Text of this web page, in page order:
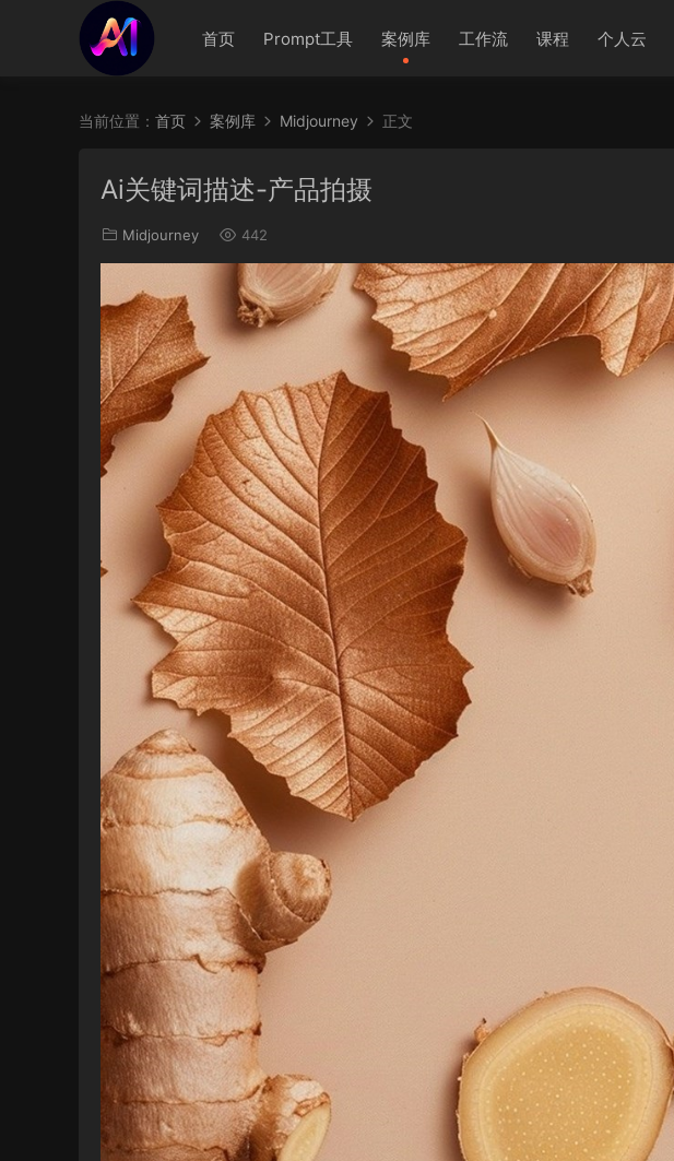
首页 Prompt工具 案例库 工作流 课程 个人云
当前位置： 首页 案例库 Midjourney 正文
Ai关键词描述-产品拍摄
Midjourney 442